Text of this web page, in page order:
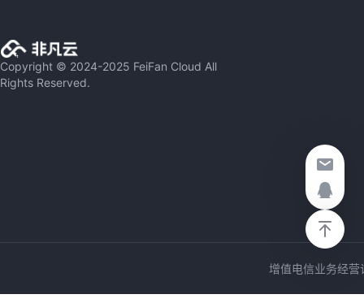
Copyright © 2024-2025 FeiFan Cloud All
Rights Reserved.
增值电信业务经